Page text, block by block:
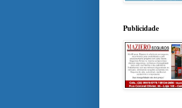
Publicidade